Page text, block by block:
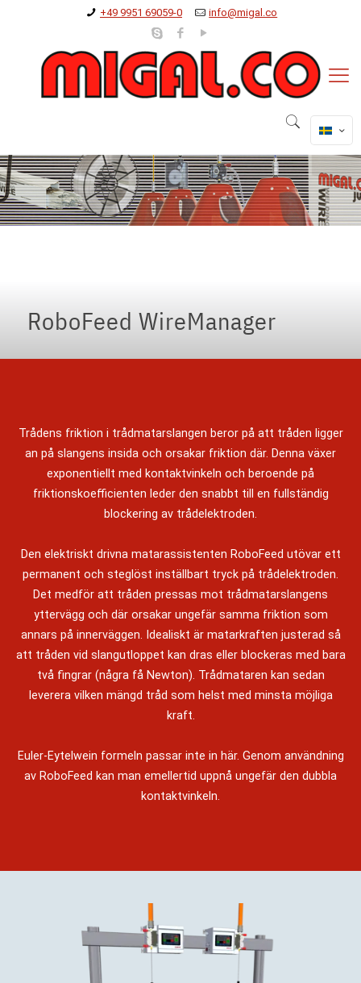
+49 9951 69059-0 info@migal.co
RoboFeed WireManager
Trådens friktion i trådmatarslangen beror på att tråden ligger
an på slangens insida och orsakar friktion där. Denna växer
exponentiellt med kontaktvinkeln och beroende på
friktionskoefficienten leder den snabbt till en fullständig
blockering av trådelektroden.
Den elektriskt drivna matarassistenten RoboFeed utövar ett
permanent och steglöst inställbart tryck på trådelektroden.
Det medför att tråden pressas mot trådmatarslangens
yttervägg och där orsakar ungefär samma friktion som
annars på innerväggen. Idealiskt är matarkraften justerad så
att tråden vid slangutloppet kan dras eller blockeras med bara
två fingrar (några få Newton). Trådmataren kan sedan
leverera vilken mängd tråd som helst med minsta möjliga
kraft.
Euler-Eytelwein formeln passar inte in här. Genom användning
av RoboFeed kan man emellertid uppnå ungefär den dubbla
kontaktvinkeln.